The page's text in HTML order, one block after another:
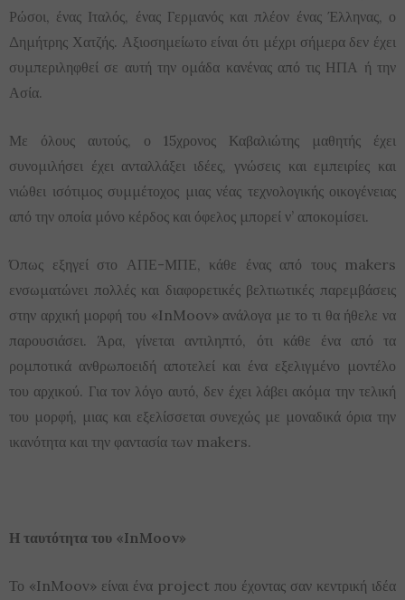
Ρώσοι, ένας Ιταλός, ένας Γερμανός και πλέον ένας Έλληνας, ο
Δημήτρης Χατζής. Αξιοσημείωτο είναι ότι μέχρι σήμερα δεν έχει
συμπεριληφθεί σε αυτή την ομάδα κανένας από τις ΗΠΑ ή την
Ασία.
Με όλους αυτούς, ο 15χρονος Καβαλιώτης μαθητής έχει
συνομιλήσει έχει ανταλλάξει ιδέες, γνώσεις και εμπειρίες και
νιώθει ισότιμος συμμέτοχος μιας νέας τεχνολογικής οικογένειας
από την οποία μόνο κέρδος και όφελος μπορεί ν’ αποκομίσει.
Όπως εξηγεί στο ΑΠΕ-ΜΠΕ, κάθε ένας από τους makers
ενσωματώνει πολλές και διαφορετικές βελτιωτικές παρεμβάσεις
στην αρχική μορφή του «InMoov» ανάλογα με το τι θα ήθελε να
παρουσιάσει. Άρα, γίνεται αντιληπτό, ότι κάθε ένα από τα
ρομποτικά ανθρωποειδή αποτελεί και ένα εξελιγμένο μοντέλο
του αρχικού. Για τον λόγο αυτό, δεν έχει λάβει ακόμα την τελική
του μορφή, μιας και εξελίσσεται συνεχώς με μοναδικά όρια την
ικανότητα και την φαντασία των makers.
Η ταυτότητα του «InMoov»
Το «InMoov» είναι ένα project που έχοντας σαν κεντρική ιδέα